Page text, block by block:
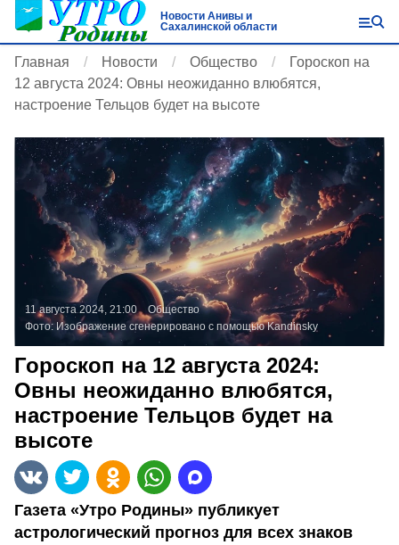
Новости Анивы и
Сахалинской области
Главная Новости Общество
Гороскоп на
12 августа 2024: Овны неожиданно влюбятся,
настроение Тельцов будет на высоте
11 августа 2024, 21:00
Общество
Фото: Изображение сгенерировано с помощью Kandinsky
Гороскоп на 12 августа 2024:
Овны неожиданно влюбятся,
настроение Тельцов будет на
высоте
Газета «Утро Родины» публикует
астрологический прогноз для всех знаков